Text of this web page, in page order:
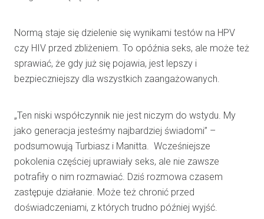
Normą staje się dzielenie się wynikami testów na HPV
czy HIV przed zbliżeniem. To opóźnia seks, ale może też
sprawiać, że gdy już się pojawia, jest lepszy i
bezpieczniejszy dla wszystkich zaangażowanych.
„Ten niski współczynnik nie jest niczym do wstydu. My
jako generacja jesteśmy najbardziej świadomi” –
podsumowują Turbiasz i Manitta. Wcześniejsze
pokolenia częściej uprawiały seks, ale nie zawsze
potrafiły o nim rozmawiać. Dziś rozmowa czasem
zastępuje działanie. Może też chronić przed
doświadczeniami, z których trudno później wyjść.